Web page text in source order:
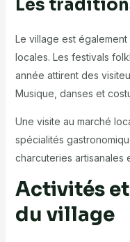
Les
Le village est
locales. Les festivals
année attirent des
Musique, danses et
Une visite au marché
spécialités
charcuteries artisanales
Activités
du village